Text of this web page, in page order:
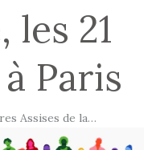
les 21
Paris
Assises de la…